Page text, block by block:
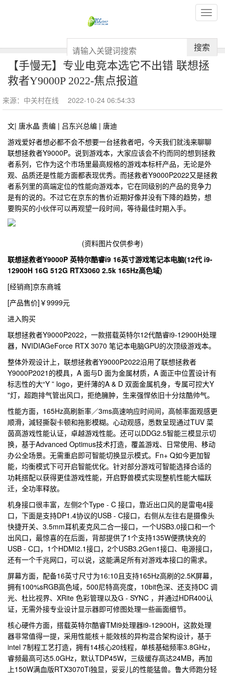
搜索
【手慢无】专业电竞本选它不出错 联想拯
救者Y9000P 2022-焦点报道
来源：中关村在线 2022-10-24 06:54:33
文| 唐水晶 责编 | 吕东兴总编 | 唐迪
游戏爱好者想必都不会不想要一台拯救者吧，今天我们就浅来聊聊
联想拯救者Y9000P。说到游戏本，大家应该会不约而同的想到拯救
者系列，它作为这个市场里最高规格的游戏本标杆产品，无论是外
观、品质还是性能方面都表现优秀。而拯救者Y9000P2022又是拯救
者系列里的高端定位的性能向游戏本，它在同级别的产品的竞争力
是有的说的。不过它在京东的售价近期好像并没有下降的趋势，想
要购买的小伙伴可以再观望一段时间，等待最佳时期入手。
(资料图片仅供参考)
联想拯救者Y9000P 英特尔酷睿i9 16英寸游戏笔记本电脑(12代 i9-
12900H 16G 512G RTX3060 2.5k 165Hz高色域)
[经销商]京东商城
[产品售价] ￥9999元
进入购买
联想拯救者Y9000P2022，一款搭载英特尔12代酷睿i9-12900H处理
器，NVIDIAGeForce RTX 3070 笔记本电脑GPU的次顶级游戏本。
整体外观设计上，联想拯救者Y9000P2022沿用了联想拯救者
Y9000P2021的模具，A 面与D 面为金属材质，A 面正中位置设计有
标志性的大“Y ” logo，更纤薄的A & D 双面金属机身，专属可控大Y
"灯，超跑排气管出风口，拒绝臃肿，生来强悍依旧十分炫酷帅气。
性能方面，165Hz高刷新率／3ms高速响应时间间，高帧率面观感更
顺滑，減轻撕裂卡顿和拖影模糊。心动观感，悉数呈现通过TUV 菜
茵高游戏性能认证，卓越游戏性能。还可以DDG2.5智能三模显示切
换，基于Advanced Optimus技术打造，覆盖游戏、日常使用、移动
办公全场景。无需重启即可智能切换显示模式。Fn+ Q如今更加智
能，均衡模式下可开启智能优化。针对部分游戏可智能选择合适的
功耗搭配以获得更佳游戏性能，开启野兽模式实现整机性能大幅跃
迁，全功率释放。
机身接口很丰富，左侧2个Type - C 接口，靠近出口风的是雷电4接
口，下面是支持DP1.4协议的USB - C接口，右侧从左往右是摄像头
快捷开关、3.5mm耳机麦克风二合一接口，一个USB3.0接口和一个
出风口，最惊喜的在后面，背部提供了1个支持135W便携快充的
USB - C口，1个HDMI2.1接口，2个USB3.2Gen1接口、电源接口，
还有一个千兆网口，可以说，这能满足所有对游戏本接口的需求。
屏幕方面，配备16英寸尺寸为16:10且支持165Hz高刷的2.5K屏幕，
拥有100%sRGB高色域，500尼特高亮度，10bit色深、还支持DC 调
光、杜比视界、XRite 色彩管理以及G - SYNC ，并通过HDR400认
证，无需外接专业设计显示器即可修图处理一些画面细节。
核心硬件方面，搭载英特尔酷睿TMi9处理器i9-12900H，这款处理
器非常值得一提，采用性能核＋能效核的异构混合架构设计，基于
intel 7制程工艺打造，拥有14核心20线程，单核基础频率3.8GHz，
睿频最高可达5.0GHz，默认TDP45W，三级缓存高达24MB，再加
上150W满血版RTX3070Ti独显，妥妥儿的性能猛兽。鲁大师跑分轻